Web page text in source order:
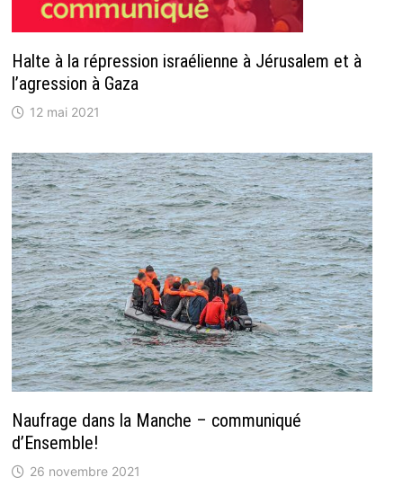
Halte à la répression israélienne à Jérusalem et à
l’agression à Gaza
12 mai 2021
Naufrage dans la Manche – communiqué
d’Ensemble!
26 novembre 2021